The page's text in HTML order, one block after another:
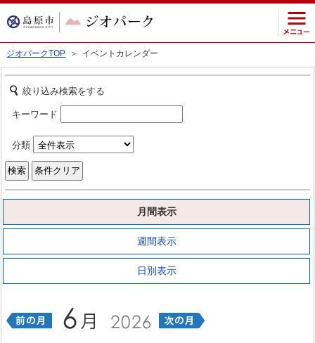
ジオパークTOP ＞ イベントカレンダー
絞り込み検索をする
キーワード
分類
月間表示
週間表示
日別表示